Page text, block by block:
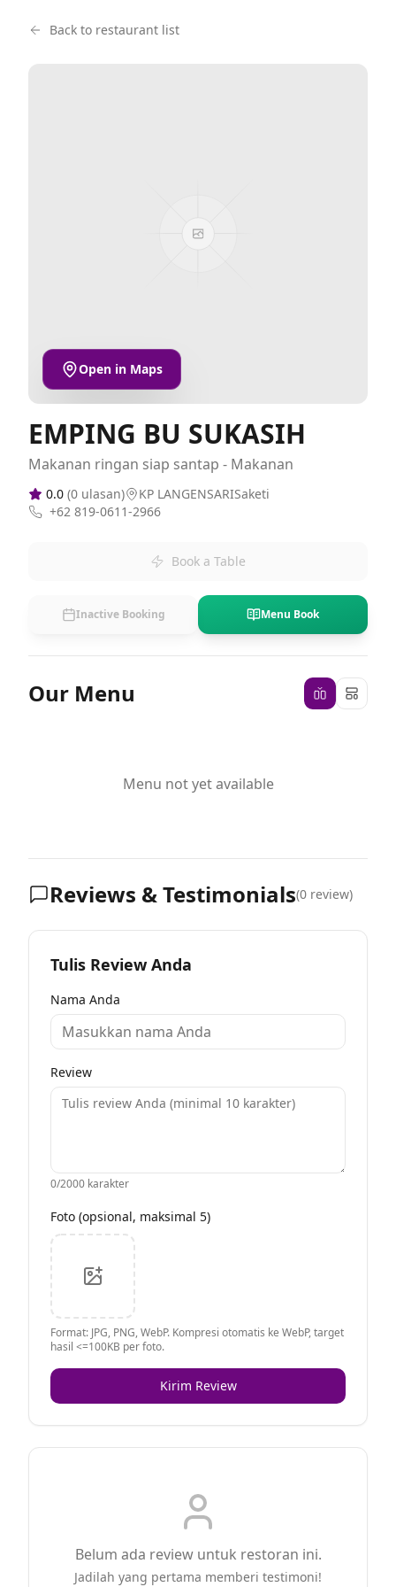
Back to restaurant list
Open in Maps
EMPING BU SUKASIH
Makanan ringan siap santap - Makanan
0.0 (0 ulasan)
KP LANGENSARISaketi
+62 819-0611-2966
Book a Table
Inactive Booking Menu Book
Our Menu
Menu not yet available
Reviews & Testimonials(0 review)
Tulis Review Anda
Nama Anda
Review
0/2000 karakter
Foto (opsional, maksimal 5)
Format: JPG, PNG, WebP. Kompresi otomatis ke WebP, target
hasil <=100KB per foto.
Kirim Review
Belum ada review untuk restoran ini.
Jadilah yang pertama memberi testimoni!